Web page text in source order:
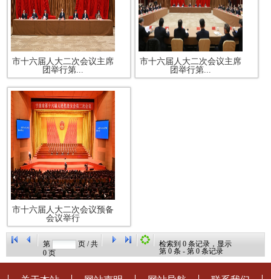
市十六届人大二次会议主席
团举行第...
市十六届人大二次会议主席
团举行第...
市十六届人大二次会议预备
会议举行
第
页 / 共
0 页
检索到 0 条记录，显示
第 0 条 - 第 0 条记录